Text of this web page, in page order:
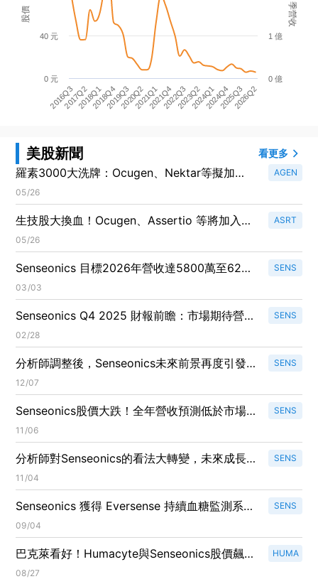
股價 季營收
2016Q32018Q12019Q32021Q12022Q32024Q12025Q3
2017Q22018Q42020Q22021Q42023Q22024Q42026Q2
0 元
40 元
0 億
1 億
美股新聞 看更多
羅素3000大洗牌：Ocugen、Nektar等擬加
入 Nano‑X、Fate等五股遭剔除震撼醫療生技
板塊
AGEN
05/26
生技股大換血！Ocugen、Assertio 等將加入
Russell Microcap，數檔醫療股出局震盪可期
ASRT
05/26
Senseonics 目標2026年營收達5800萬至6200
萬美元！全力推進直銷策略與整合業務
SENS
03/03
Senseonics Q4 2025 財報前瞻：市場期待營收
增長71.1%！
SENS
02/28
分析師調整後，Senseonics未來前景再度引發
關注！
SENS
12/07
Senseonics股價大跌！全年營收預測低於市場
共識引發擔憂
SENS
11/06
分析師對Senseonics的看法大轉變，未來成長
故事引發關注！
SENS
11/04
Senseonics 獲得 Eversense 持續血糖監測系統
全球商業運營權！
SENS
09/04
巴克萊看好！Humacyte與Senseonics股價飆
升，未來市場潛力驚人
HUMA
08/27